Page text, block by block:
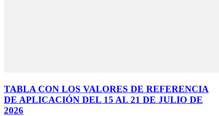
TABLA CON LOS VALORES DE REFERENCIA
DE APLICACIÓN DEL 15 AL 21 DE JULIO DE
2026